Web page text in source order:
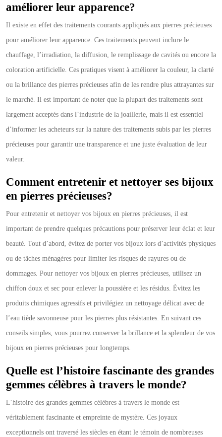
améliorer leur apparence?
Il existe en effet des traitements courants appliqués aux pierres précieuses
pour améliorer leur apparence. Ces traitements peuvent inclure le
chauffage, l’irradiation, la diffusion, le remplissage de cavités ou encore la
coloration artificielle. Ces pratiques visent à améliorer la couleur, la clarté
ou la brillance des pierres précieuses afin de les rendre plus attrayantes sur
le marché. Il est important de noter que la plupart des traitements sont
largement acceptés dans l’industrie de la joaillerie, mais il est essentiel
d’informer les acheteurs sur la nature des traitements subis par les pierres
précieuses pour garantir une transparence et une juste évaluation de leur
valeur.
Comment entretenir et nettoyer ses bijoux
en pierres précieuses?
Pour entretenir et nettoyer vos bijoux en pierres précieuses, il est
important de prendre quelques précautions pour préserver leur éclat et leur
beauté. Tout d’abord, évitez de porter vos bijoux lors d’activités physiques
ou de tâches ménagères pour limiter les risques de rayures ou de
dommages. Pour nettoyer vos bijoux en pierres précieuses, utilisez un
chiffon doux et sec pour enlever la poussière et les résidus. Évitez les
produits chimiques agressifs et privilégiez un nettoyage délicat avec de
l’eau tiède savonneuse pour les pierres plus résistantes. En suivant ces
conseils simples, vous pourrez conserver la brillance et la splendeur de vos
bijoux en pierres précieuses pour longtemps.
Quelle est l’histoire fascinante des grandes
gemmes célèbres à travers le monde?
L’histoire des grandes gemmes célèbres à travers le monde est
véritablement fascinante et empreinte de mystère. Ces joyaux
exceptionnels ont traversé les siècles en étant le témoin de nombreuses